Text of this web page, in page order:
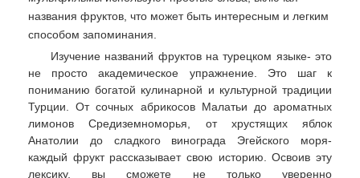
названия фруктов, что может быть интересным и легким
способом запоминания.
Изучение названий фруктов на турецком языке- это
не просто академическое упражнение. Это шаг к
пониманию богатой кулинарной и культурной традиции
Турции. От сочных абрикосов Малатьи до ароматных
лимонов Средиземноморья, от хрустящих яблок
Анатолии до сладкого винограда Эгейского моря-
каждый фрукт рассказывает свою историю. Освоив эту
лексику, вы сможете не только уверенно